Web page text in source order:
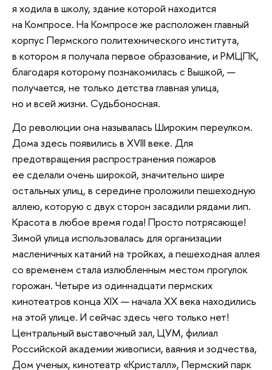
я ходила в школу, здание которой находится
на Компросе. На Компросе же расположен главный
корпус Пермского политехнического института,
в котором я получала первое образование, и РМЦПК,
благодаря которому познакомилась с Вышкой, —
получается, не только детства главная улица,
но и всей жизни. Судьбоносная.
До революции она называлась Широким переулком.
Дома здесь появились в XVIII веке. Для
предотвращения распространения пожаров
ее сделали очень широкой, значительно шире
остальных улиц, в середине проложили пешеходную
аллею, которую с двух сторон засадили рядами лип.
Красота в любое время года! Просто потрясающе!
Зимой улица использовалась для организации
масленичных катаний на тройках, а пешеходная аллея
со временем стала излюбленным местом прогулок
горожан. Четыре из одиннадцати пермских
кинотеатров конца XIX — начала XX века находились
на этой улице. И сейчас здесь чего только нет!
Центральный выставочный зал, ЦУМ, филиал
Российской академии живописи, ваяния и зодчества,
Дом ученых, кинотеатр «Кристалл», Пермский парк